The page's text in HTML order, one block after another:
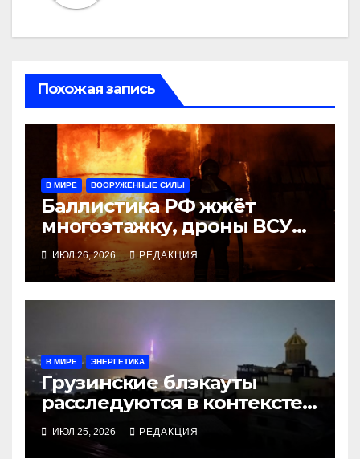
Похожая запись
В МИРЕ ВООРУЖЁННЫЕ СИЛЫ
Баллистика РФ жжёт
многоэтажку, дроны ВСУ
бьют по военной
логистике, заморозку
Путин отвергает
ИЮЛ 26, 2026 РЕДАКЦИЯ
В МИРЕ ЭНЕРГЕТИКА
Грузинские блэкауты
расследуются в контексте
госбезопасности
ИЮЛ 25, 2026 РЕДАКЦИЯ